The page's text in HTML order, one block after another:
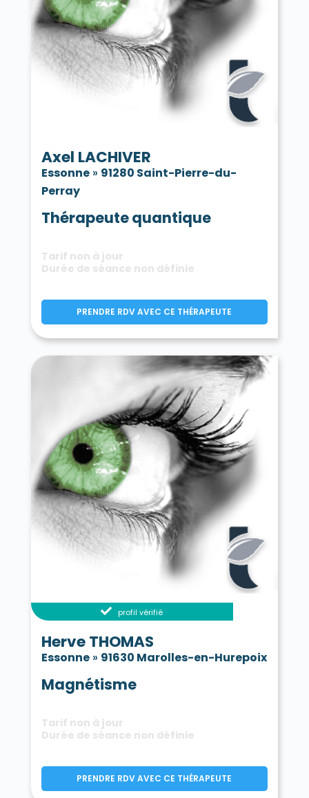
Axel LACHIVER
Essonne» 91280 Saint-Pierre-du-
Perray
Thérapeute quantique
Tarif non à jour
Durée de séance non définie
PRENDRE RDV AVEC CE THÉRAPEUTE
profil vérifié
Herve THOMAS
Essonne» 91630 Marolles-en-Hurepoix
Magnétisme
Tarif non à jour
Durée de séance non définie
PRENDRE RDV AVEC CE THÉRAPEUTE